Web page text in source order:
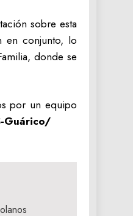
sobre esta
en conjunto, lo
donde se
por un equipo
Guárico/